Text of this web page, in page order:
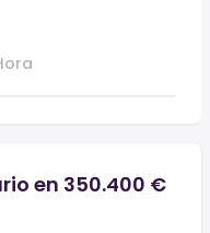
en 350.400 €